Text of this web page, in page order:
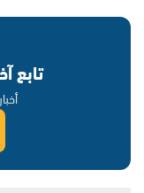
تابع